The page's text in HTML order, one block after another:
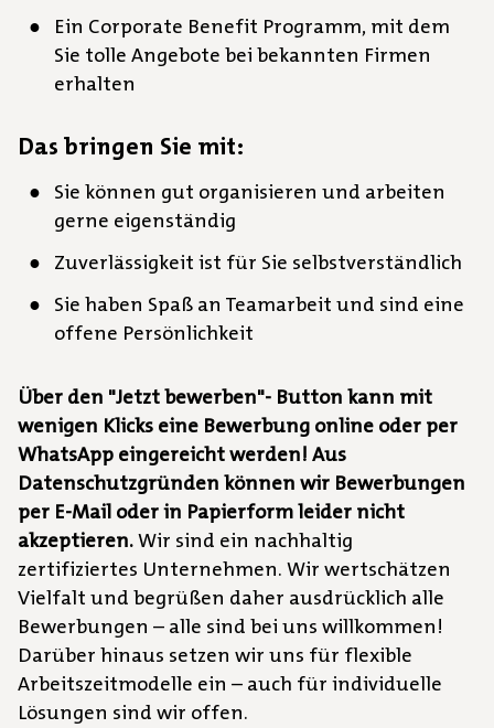
Ein Corporate Benefit Programm, mit dem
Sie tolle Angebote bei bekannten Firmen
erhalten
Das bringen Sie mit:
Sie können gut organisieren und arbeiten
gerne eigenständig
Zuverlässigkeit ist für Sie selbstverständlich
Sie haben Spaß an Teamarbeit und sind eine
offene Persönlichkeit
Über den "Jetzt bewerben"- Button kann mit
wenigen Klicks eine Bewerbung online oder per
WhatsApp eingereicht werden! Aus
Datenschutzgründen können wir Bewerbungen
per E-Mail oder in Papierform leider nicht
akzeptieren.Wir sind ein nachhaltig
zertifiziertes Unternehmen. Wir wertschätzen
Vielfalt und begrüßen daher ausdrücklich alle
Bewerbungen – alle sind bei uns willkommen!
Darüber hinaus setzen wir uns für flexible
Arbeitszeitmodelle ein – auch für individuelle
Lösungen sind wir offen.